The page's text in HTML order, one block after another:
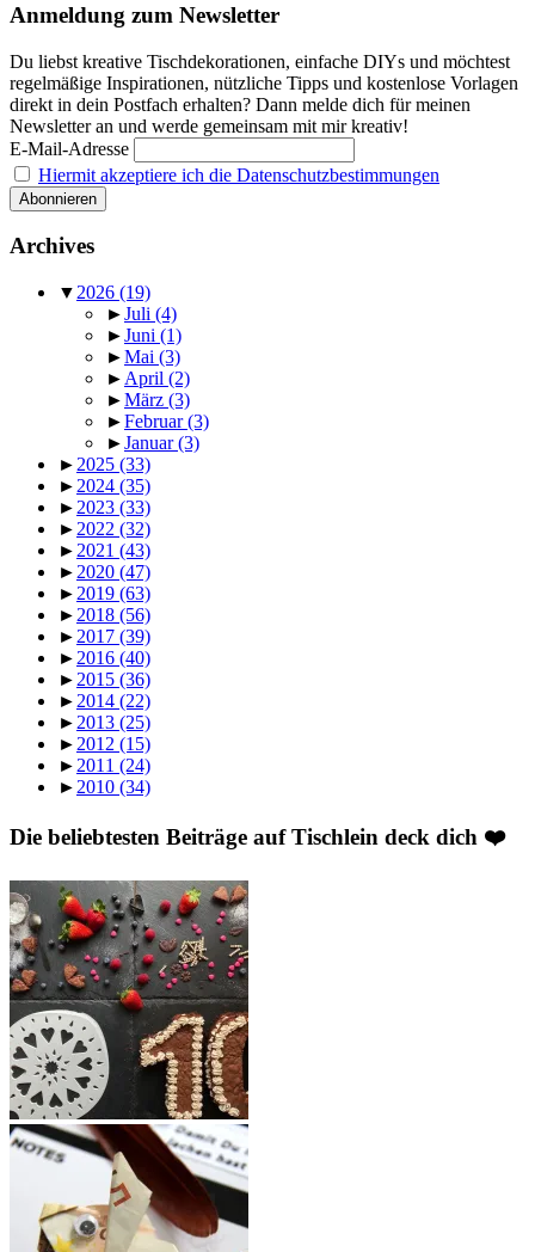
Anmeldung zum Newsletter
Du liebst kreative Tischdekorationen, einfache DIYs und möchtest
regelmäßige Inspirationen, nützliche Tipps und kostenlose Vorlagen
direkt in dein Postfach erhalten? Dann melde dich für meinen
Newsletter an und werde gemeinsam mit mir kreativ!
E-Mail-Adresse
Hiermit akzeptiere ich die Datenschutzbestimmungen
Archives
▼ 2026 (19)
►Juli (4)
►Juni (1)
►Mai (3)
► April (2)
►März (3)
►Februar(3)
►Januar(3)
► 2025 (33)
► 2024 (35)
► 2023 (33)
► 2022 (32)
► 2021 (43)
► 2020 (47)
► 2019 (63)
► 2018 (56)
► 2017 (39)
► 2016 (40)
► 2015 (36)
► 2014 (22)
► 2013 (25)
► 2012 (15)
► 2011 (24)
► 2010 (34)
Die beliebtesten Beiträge auf Tischlein deck dich ❤️